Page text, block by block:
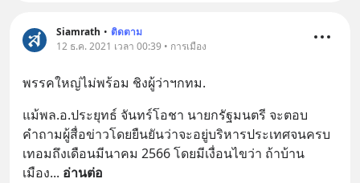
Siamrath • ติดตาม
12 ธ.ค. 2021 เวลา 00:39 • การเมือง
พรรคใหญ่ไม่พร้อม ชิงผู้ว่าฯกทม.
แม้พล.อ.ประยุทธ์ จันทร์โอชา นายกรัฐมนตรี จะตอบ
คำถามผู้สื่อข่าวโดยยืนยันว่าจะอยู่บริหารประเทศจนครบ
เทอมถึงเดือนมีนาคม 2566 โดยมีเงื่อนไขว่า ถ้าบ้าน
เมือง... อ่านต่อ